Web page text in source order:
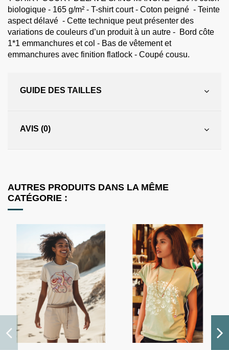
biologique - 165 g/m² - T-shirt court - Coton peigné - Teinte
aspect délavé - Cette technique peut présenter des
variations de couleurs d’un produit à un autre - Bord côte
1*1 emmanchures et col - Bas de vêtement et
emmanchures avec finition flatlock - Coupé cousu.
GUIDE DES TAILLES
AVIS (0)
AUTRES PRODUITS DANS LA MÊME
CATÉGORIE :